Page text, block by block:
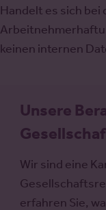
Handelt es sich
keinen internen
Unsere
Wir sind eine
erfahren Sie,